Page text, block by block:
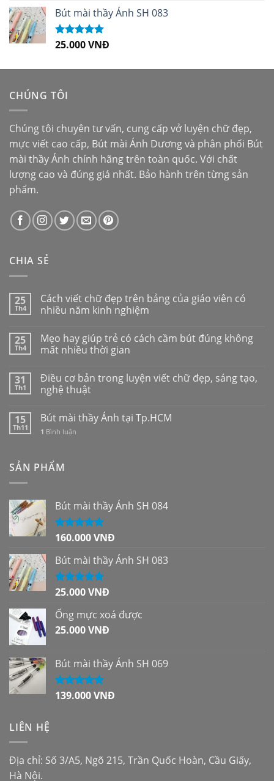
sao
Bút mài thầy Ánh SH 083
Được xếp
25.000VNĐ
CHÚNG TÔI
Chúng tôi chuyên tư vấn, cung cấp vở luyện chữ đẹp,
mực viết cao cấp, Bút mài Ánh Dươngvà phân phối Bút
mài thầy Ánh chính hãng trên toàn quốc. Với chất
lượng cao và đúng giá nhất. Bảo hành trên từng sản
phẩm.
CHIA SẺ
25
Th4
Cách viết chữ đẹp trên bảng của giáo viên có
nhiều năm kinh nghiệm
25
Th4
Mẹo hay giúp trẻ có cách cầm bút đúng không
mất nhiều thời gian
31
Th1
Điều cơ bản trong luyện viết chữ đẹp, sáng tạo,
nghệ thuật
15
Th11
Bút mài thầy Ánh tại Tp.HCM
1 Bình luận
SẢN PHẨM
Bút mài thầy Ánh SH 084
Được xếp
sao
160.000VNĐ
Bút mài thầy Ánh SH 083
Được xếp
sao
25.000VNĐ
Ống mực xoá được
25.000VNĐ
Bút mài thầy Ánh SH 069
Được xếp
139.000VNĐ
LIÊN HỆ
Địa chỉ: Số 3/A5, Ngõ 215, Trần Quốc Hoàn, Cầu Giấy,
Hà Nội.